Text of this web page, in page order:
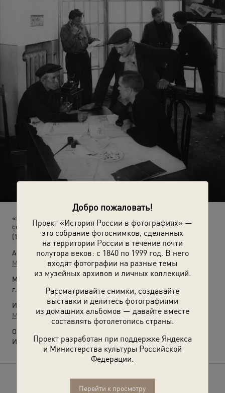
Добро пожаловать!
Проект «История России в фотографиях» —
это собрание фотоснимков, сделанных
на территории России в течение почти
полутора веков: с 1840 по 1999 год. В него
входят фотографии на разные темы
из музейных архивов и личных коллекций.
Рассматривайте снимки, создавайте
выставки и делитесь фотографиями
из домашних альбомов — давайте вместе
составлять фотолетопись страны.
Проект разработан при поддержке Яндекса
и Министерства культуры Российской
Федерации.
Перейти к просмотру
«Н. Ф. Филиппов в заводском комитете за беседой с
сотрудниками»
(1931 год)
Автор:
Макс Альперт,Соломон Тулес,Аркадий Шайхет
Место съемки:
г. Москва
Источники:
МАММ / МДФ
О фотографии:
Из серии «24 часа из жизни Филипповых».